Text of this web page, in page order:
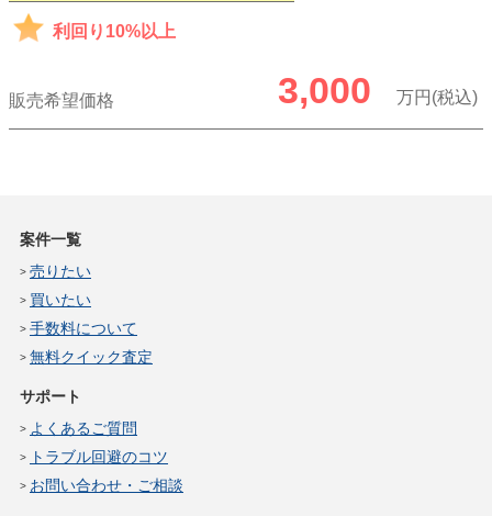
利回り10%以上
販売希望価格 3,000 万円(税込)
案件一覧
売りたい
買いたい
手数料について
無料クイック査定
サポート
よくあるご質問
トラブル回避のコツ
お問い合わせ・ご相談